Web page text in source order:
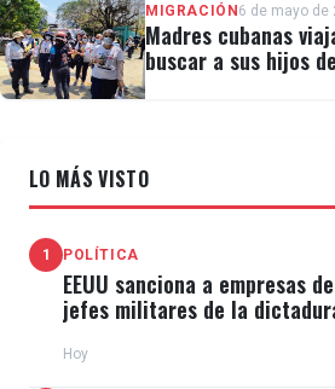
MIGRACIÓN6 de mayo de
Madres cubanas
buscar a sus hijos
LO MÁS VISTO
1 POLÍTICA
EEUU sanciona a empresas
jefes militares de la
Hoy